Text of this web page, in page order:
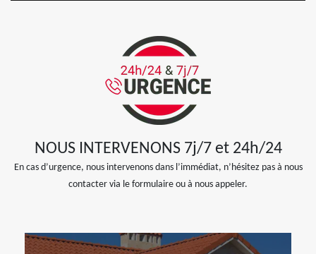
NOUS INTERVENONS 7j/7 et 24h/24
En cas d’urgence, nous intervenons dans l’immédiat, n’hésitez pas à nous
contacter via le formulaire ou à nous appeler.